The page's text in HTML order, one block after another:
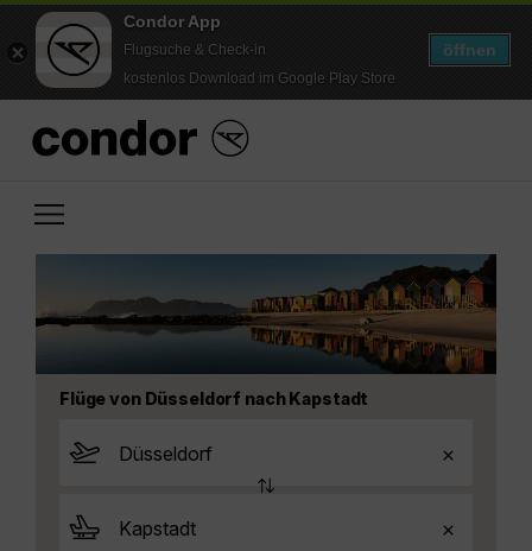
Condor App
Flugsuche & Check-in
kostenlos Download im Google Play Store
öffnen
Flüge von Düsseldorf nach Kapstadt